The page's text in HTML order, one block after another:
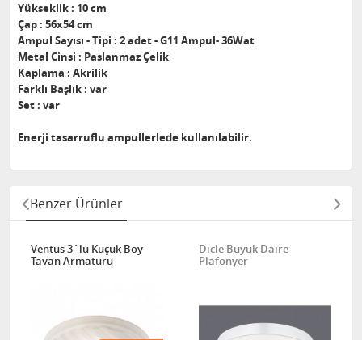
Yükseklik : 10 cm
Çap : 56x54 cm
Ampul Sayısı - Tipi : 2 adet - G11 Ampul- 36Wat
Metal Cinsi : Paslanmaz Çelik
Kaplama : Akrilik
Farklı Başlık : var
Set : var
Enerji tasarruflu ampullerlede kullanılabilir.
Benzer Ürünler
Ventus 3´lü Küçük Boy
Tavan Armatürü
Dicle Büyük Daire
Plafonyer